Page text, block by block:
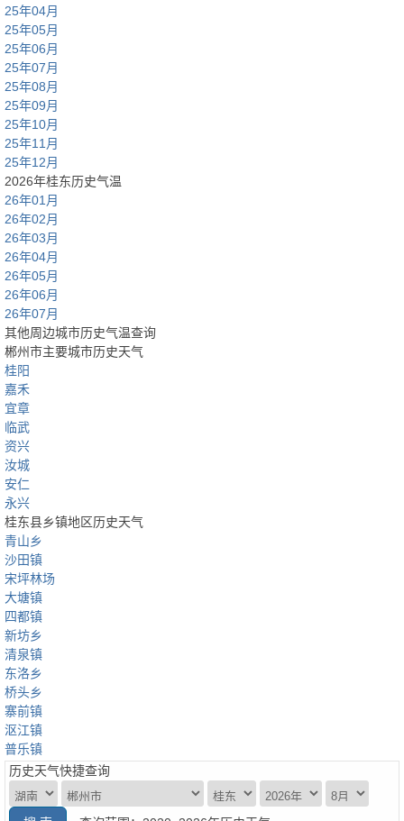
25年04月
25年05月
25年06月
25年07月
25年08月
25年09月
25年10月
25年11月
25年12月
2026年桂东历史气温
26年01月
26年02月
26年03月
26年04月
26年05月
26年06月
26年07月
其他周边城市历史气温查询
郴州市主要城市历史天气
桂阳
嘉禾
宜章
临武
资兴
汝城
安仁
永兴
桂东县乡镇地区历史天气
青山乡
沙田镇
宋坪林场
大塘镇
四都镇
新坊乡
清泉镇
东洛乡
桥头乡
寨前镇
沤江镇
普乐镇
历史天气快捷查询